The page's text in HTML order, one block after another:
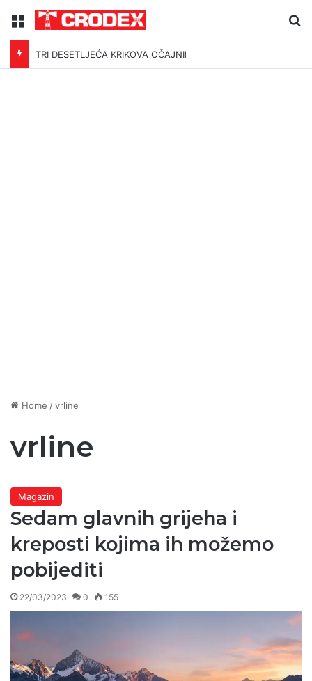
Menu
TRI DESETLJEĆA KRIKOVA OČAJNIKA
Home /vrline
vrline
Magazin
Sedam glavnih grijeha i
kreposti kojima ih možemo
pobijediti
22/03/2023 0 155